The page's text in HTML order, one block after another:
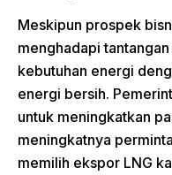
Meskipun prospek
menghadapi
kebutuhan energi
energi bersih.
untuk meningkatkan
meningkatnya
memilih ekspor LNG